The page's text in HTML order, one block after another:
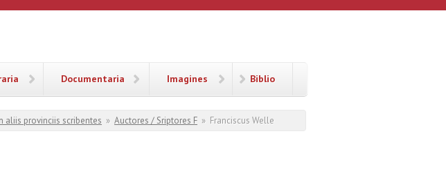
Documentaria Imagines Biblio
aliis provinciis scribentes » Auctores / Sriptores F » Franciscus Welle